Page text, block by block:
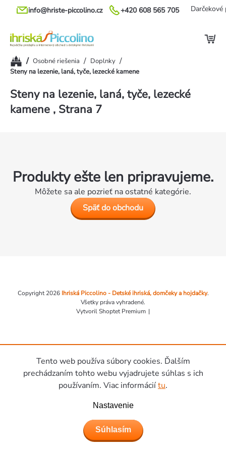
Tento web používa súbory cookies. Ďalším
prechádzaním tohto webu vyjadrujete súhlas s ich
používaním. Viac informáciítu.
Nastavenie
Súhlasím
Prejsť
+420 608 565 705
info@hriste-piccolino.cz Darčekové
Domov
/ Osobné riešenia / Doplnky /
Steny na lezenie, laná, tyče, lezecké kamene
Steny na lezenie, laná, tyče, lezecké
kamene , Strana 7
Produkty ešte len pripravujeme.
Môžete sa ale pozrieť na ostatné kategórie.
Späť do obchodu
Vytvoril Shoptet Premium
Copyright 2026 Ihriská Piccolino - Detské ihriská, domčeky a hojdačky.
Všetky práva vyhradené.